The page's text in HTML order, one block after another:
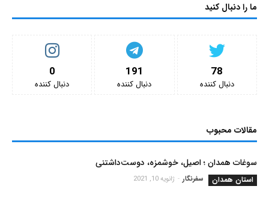
ما را دنبال کنید
0
دنبال کننده‌
191
دنبال کننده‌
78
دنبال کننده‌
مقالات محبوب
سوغات همدان ؛ اصیل، خوشمزه، دوست‌داشتنی
استان همدان سفرنگار - ژانویه 10, 2021